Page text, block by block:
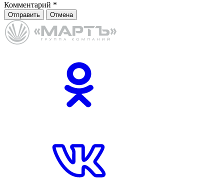
Комментарий *
Отправить Отмена